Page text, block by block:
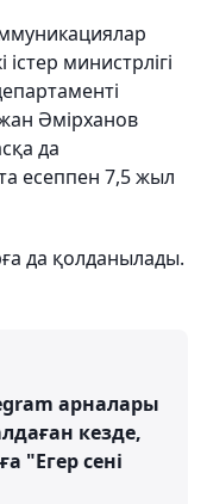
министрлігі
Әмірханов
да
есеппен 7,5 жыл
да қолданылады.
арналары
кезде,
"Егер сені